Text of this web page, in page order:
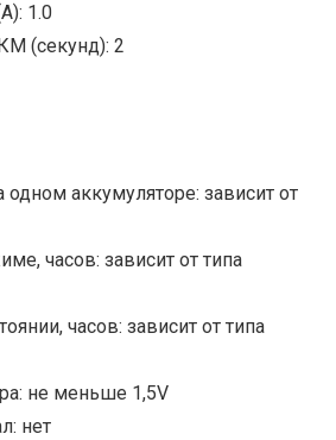
1.0
(секунд): 2
одном аккумуляторе: зависит от
часов: зависит от типа
часов: зависит от типа
не меньше 1,5V
нет